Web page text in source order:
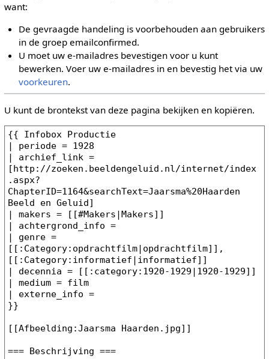
want:
De gevraagde handeling is voorbehouden aan gebruikers
in de groep emailconfirmed.
U moet uw e-mailadres bevestigen voor u kunt
bewerken. Voer uw e-mailadres in en bevestig het via uw
voorkeuren.
U kunt de brontekst van deze pagina bekijken en kopiëren.